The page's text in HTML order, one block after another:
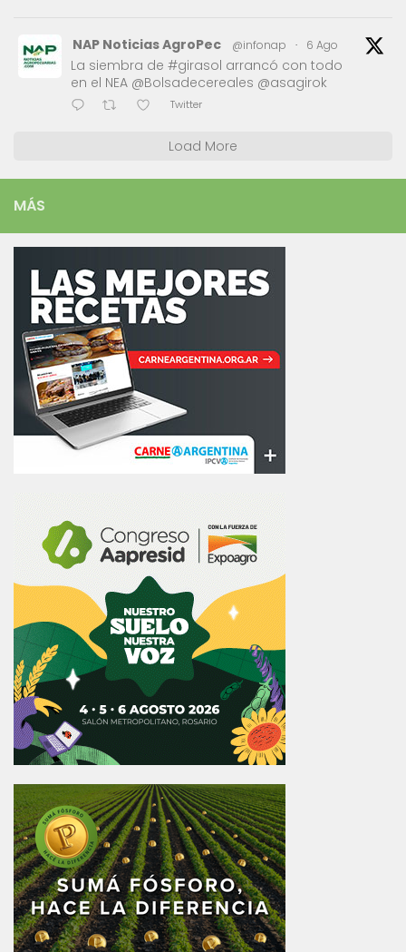
NAP Noticias AgroPec @infonap · 6 Ago
La siembra de #girasol arrancó con todo
en el NEA @Bolsadecereales @asagirok
Twitter
Load More
MÁS